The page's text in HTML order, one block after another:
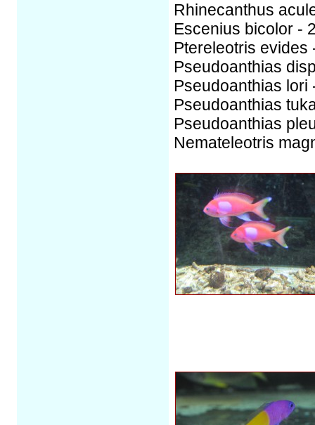
Rhinecanthus
Escenius bicolor -
Ptereleotris evides
Pseudoanthias
Pseudoanthias lori
Pseudoanthias
Pseudoanthias
Nemateleotris